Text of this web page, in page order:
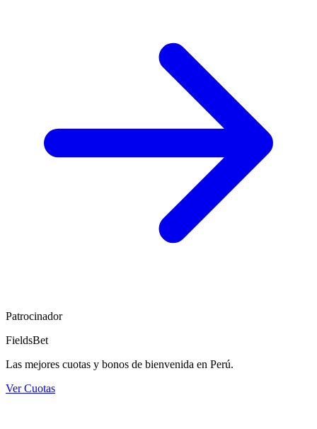
Patrocinador
FieldsBet
Las mejores cuotas y bonos de bienvenida en Perú.
Ver Cuotas